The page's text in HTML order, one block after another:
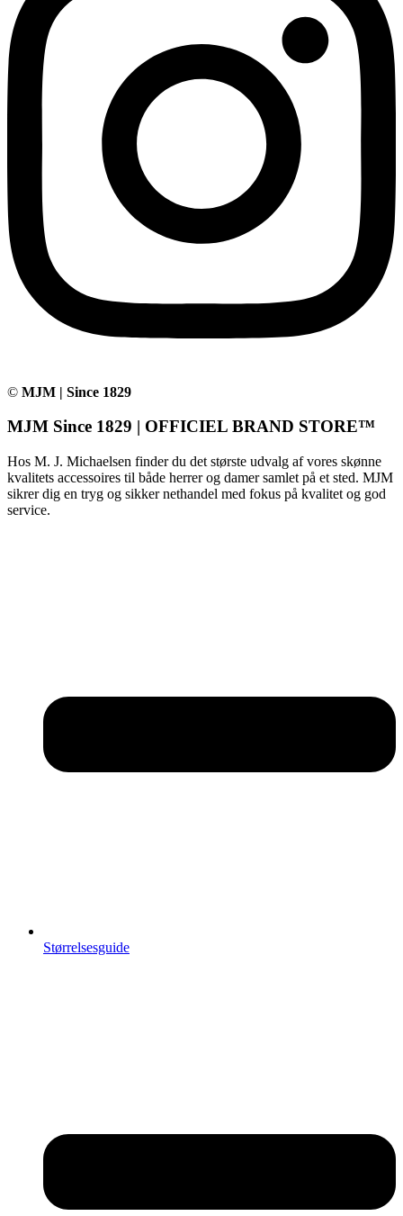
© MJM | Since 1829
MJM Since 1829 | OFFICIEL BRAND STORE™
Hos M. J. Michaelsen finder du det største udvalg af vores skønne
kvalitets accessoires til både herrer og damer samlet på et sted. MJM
sikrer dig en tryg og sikker nethandel med fokus på kvalitet og god
service.
Størrelsesguide